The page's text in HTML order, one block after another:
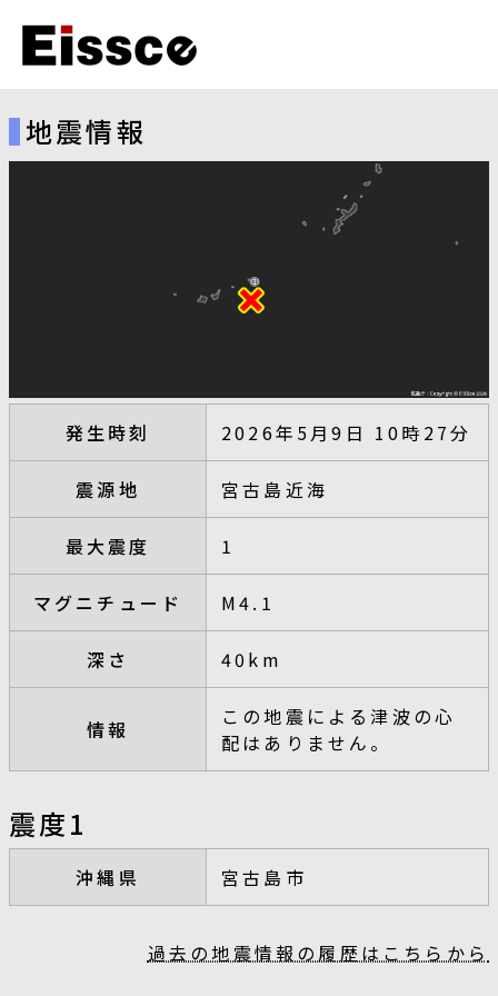
地震情報
発生時刻 2026年5月9日 10時27分
震源地 宮古島近海
最大震度 1
マグニチュード M4.1
深さ 40km
情報
この地震による津波の心
配はありません。
震度1
沖縄県 宮古島市
過去の地震情報の履歴はこちらから